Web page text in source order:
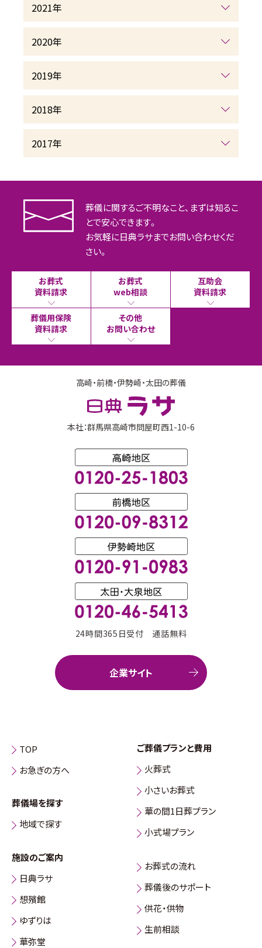
2021年
2020年
2019年
2018年
2017年
葬儀に関するご不明なこと、まずは知るこ
とで安心できます。
お気軽に日典ラサまでお問い合わせくだ
さい。
お葬式
資料請求
お葬式
web相談
互助会
資料請求
葬儀用保険
資料請求
その他
お問い合わせ
高崎・前橋・伊勢崎・太田の葬儀
本社：群馬県高崎市問屋町西1-10-6
24時間365日受付 通話無料
企業サイト
TOP
お急ぎの方へ
葬儀場を探す
地域で探す
施設のご案内
日典ラサ
想殯館
ゆずりは
華弥堂
ご葬儀プランと費用
火葬式
小さいお葬式
華の間1日葬プラン
小式場プラン
お葬式の流れ
葬儀後のサポート
供花・供物
生前相談